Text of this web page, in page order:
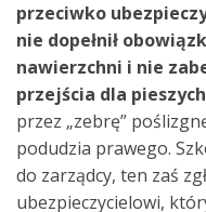
przeciwko
nie dopełnił
nawierzchni i nie
przejścia dla
przez „zebrę”
podudzia prawego.
do zarządcy, ten zaś
ubezpieczycielowi,